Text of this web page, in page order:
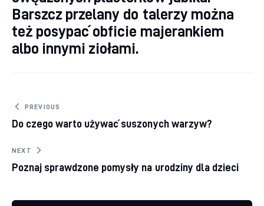
Barszcz przelany do talerzy można
też posypać obficie majerankiem
albo innymi ziołami.
Nawigacja wpisu
PREVIOUS
Do czego warto używać suszonych warzyw?
NEXT
Poznaj sprawdzone pomysły na urodziny dla dzieci